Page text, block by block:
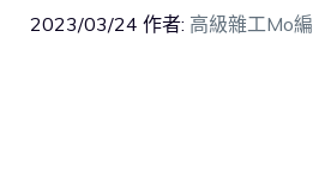
2023/03/24 作者: 高級雜工Mo編